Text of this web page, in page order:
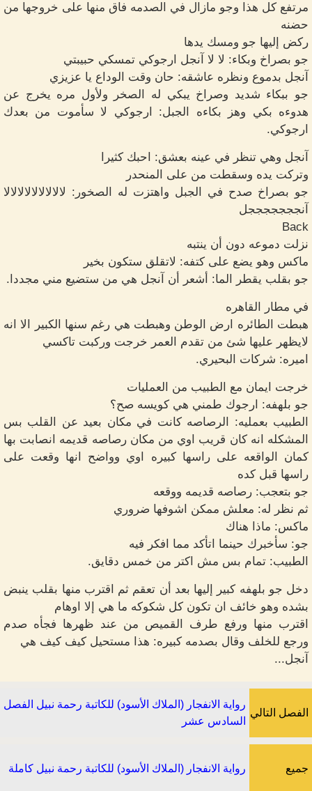
مرتفع كل هذا وجو مازال في الصدمه فاق منها على خروجها من
حضنه
ركض إليها جو ومسك يدها
جو بصراخ وبكاء: لا لا آنجل ارجوكي تمسكي حبيبتي
آنجل بدموع ونظره عاشقه: حان وقت الوداع يا عزيزي
جو ببكاء شديد وصراخ يبكي له الصخر ولأول مره يخرج عن
هدوءه بكي وهز بكاءه الجبل: ارجوكي لا سأموت من بعدك
ارجوكي.
آنجل وهي تنظر في عينه بعشق: احبك كثيرا
وتركت يده وسقطت من على المنحدر
جو بصراخ صدح في الجبل واهتزت له الصخور: لالالالالالالالالا
آنجججججججل
Back
نزلت دموعه دون أن ينتبه
ماكس وهو يضع على كتفه: لاتقلق ستكون بخير
جو بقلب يقطر الما: أشعر أن آنجل هي من ستضيع مني مجددا.
في مطار القاهره
هبطت الطائره ارض الوطن وهبطت هي رغم سنها الكبير الا انه
لايظهر عليها شئ من تقدم العمر خرجت وركبت تاكسي
اميره: شركات البحيري.
خرجت ايمان مع الطبيب من العمليات
جو بلهفه: ارجوك طمني هي كويسه صح؟
الطبيب بعمليه: الرصاصه كانت في مكان بعيد عن القلب بس
المشكله انه كان قريب اوي من مكان رصاصه قديمه انصابت بها
كمان الواقعه على راسها كبيره اوي وواضح انها وقعت على
راسها قبل كده
جو بتعجب: رصاصه قديمه ووقعه
ثم نظر له: معلش ممكن اشوفها ضروري
ماكس: ماذا هناك
جو: سأخبرك حينما اتأكد مما افكر فيه
الطبيب: تمام بس مش اكتر من خمس دقايق.
دخل جو بلهفه كبير إليها بعد أن تعقم ثم اقترب منها بقلب ينبض
بشده وهو خائف ان تكون كل شكوكه ما هي إلا اوهام
اقترب منها ورفع طرف القميص من عند ظهرها فجأه صدم
ورجع للخلف وقال بصدمه كبيره: هذا مستحيل كيف كيف هي
آنجل...
الفصل التالي
رواية الانفجار (الملاك الأسود) للكاتبة رحمة نبيل الفصل
السادس عشر
جميع رواية الانفجار (الملاك الأسود) للكاتبة رحمة نبيل كاملة